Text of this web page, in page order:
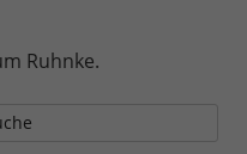
Ruhnke.